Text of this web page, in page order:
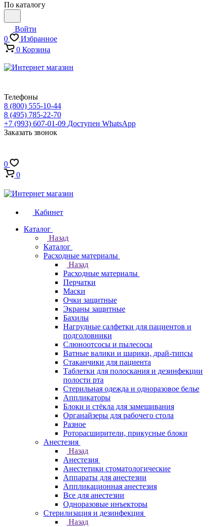
По каталогу
Войти
0
Избранное
0 Корзина
Телефоны
8 (800) 555-10-44
8 (495) 785-22-70
+7 (993) 607-01-09 Доступен WhatsApp
Заказать звонок
0
0
Кабинет
Каталог
Назад
Каталог
Расходные материалы
Назад
Расходные материалы
Перчатки
Маски
Очки защитные
Экраны защитные
Бахилы
Нагрудные салфетки для пациентов и
подголовники
Слюноотсосы и пылесосы
Ватные валики и шарики, драй-типсы
Стаканчики для пациента
Таблетки для полоскания и дезинфекции
полости рта
Стерильная одежда и одноразовое белье
Аппликаторы
Блоки и стёкла для замешивания
Органайзеры для рабочего стола
Разное
Роторасширители, прикусные блоки
Анестезия
Назад
Анестезия
Анестетики стоматологические
Аппараты для анестезии
Аппликационная анестезия
Все для анестезии
Одноразовые инъекторы
Стерилизация и дезинфекция
Назад